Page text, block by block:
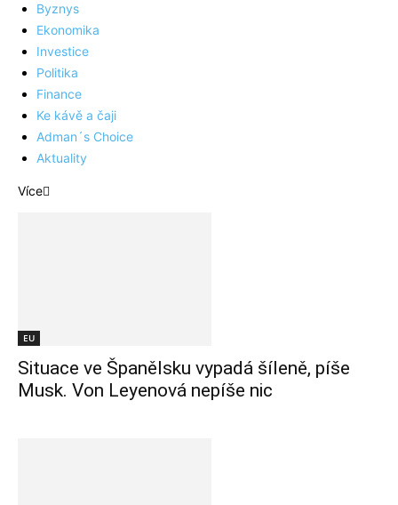
Byznys
Ekonomika
Investice
Politika
Finance
Ke kávě a čaji
Adman´s Choice
Aktuality
Více
EU
Situace ve Španělsku vypadá šíleně, píše
Musk. Von Leyenová nepíše nic